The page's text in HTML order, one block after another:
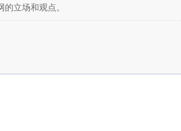
立场和观点。